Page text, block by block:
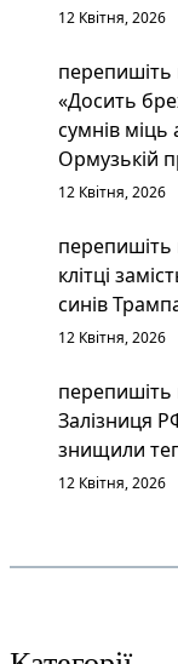
12 Квітня, 2026
«Досить
сумнів
Ормузькій
12 Квітня, 2026
перепишіть
клітці
синів
12 Квітня, 2026
Залізниця
знищили
12 Квітня, 2026